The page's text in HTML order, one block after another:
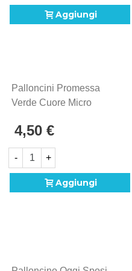
Aggiungi
Palloncini Promessa
Verde Cuore Micro
Mylar, 5pz.
4,50 €
- +
Aggiungi